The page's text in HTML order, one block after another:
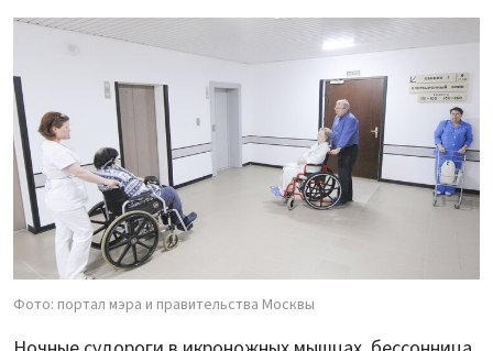
Фото: портал мэра и правительства Москвы